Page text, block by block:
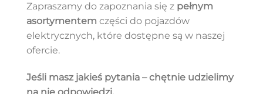
Zapraszamy do zapoznania się z pełnym
asortymentem części do pojazdów
elektrycznych, które dostępne są w naszej
ofercie.
Jeśli masz jakieś pytania – chętnie udzielimy